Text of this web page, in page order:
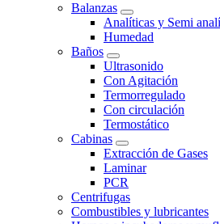
Balanzas
Analíticas y Semi
Humedad
Baños
Ultrasonido
Con Agitación
Termorregulado
Con circulación
Termostático
Cabinas
Extracción de Gases
Laminar
PCR
Centrifugas
Combustibles y lubricantes